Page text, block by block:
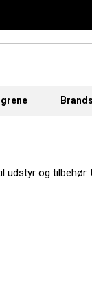
Brands
og
sneakers, der
her med Nike.